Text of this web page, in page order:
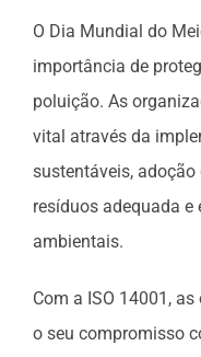
O Dia Mundial do
importância de
poluição. As
vital através da
sustentáveis,
resíduos adequada
ambientais.
Com a ISO 14001,
o seu compromisso